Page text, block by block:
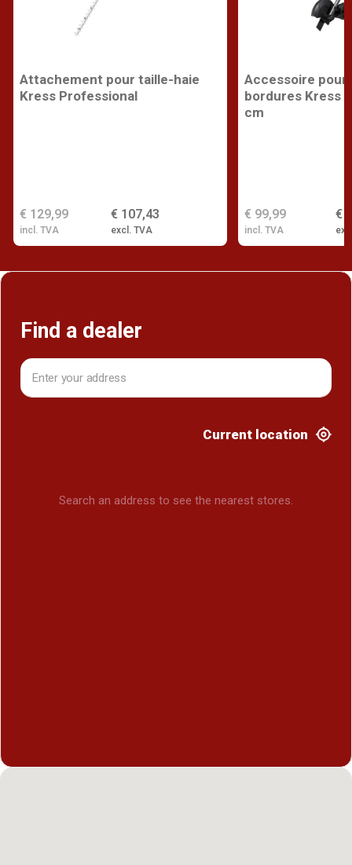
Attachement pour taille-haie
Kress Professional
€ 107,43
excl. TVA
€ 129,99
incl. TVA
Accessoire pour
bordures Kress
cm
€
€ 99,99
incl. TVA
Find a dealer
Current location
Search an address to see the nearest stores.